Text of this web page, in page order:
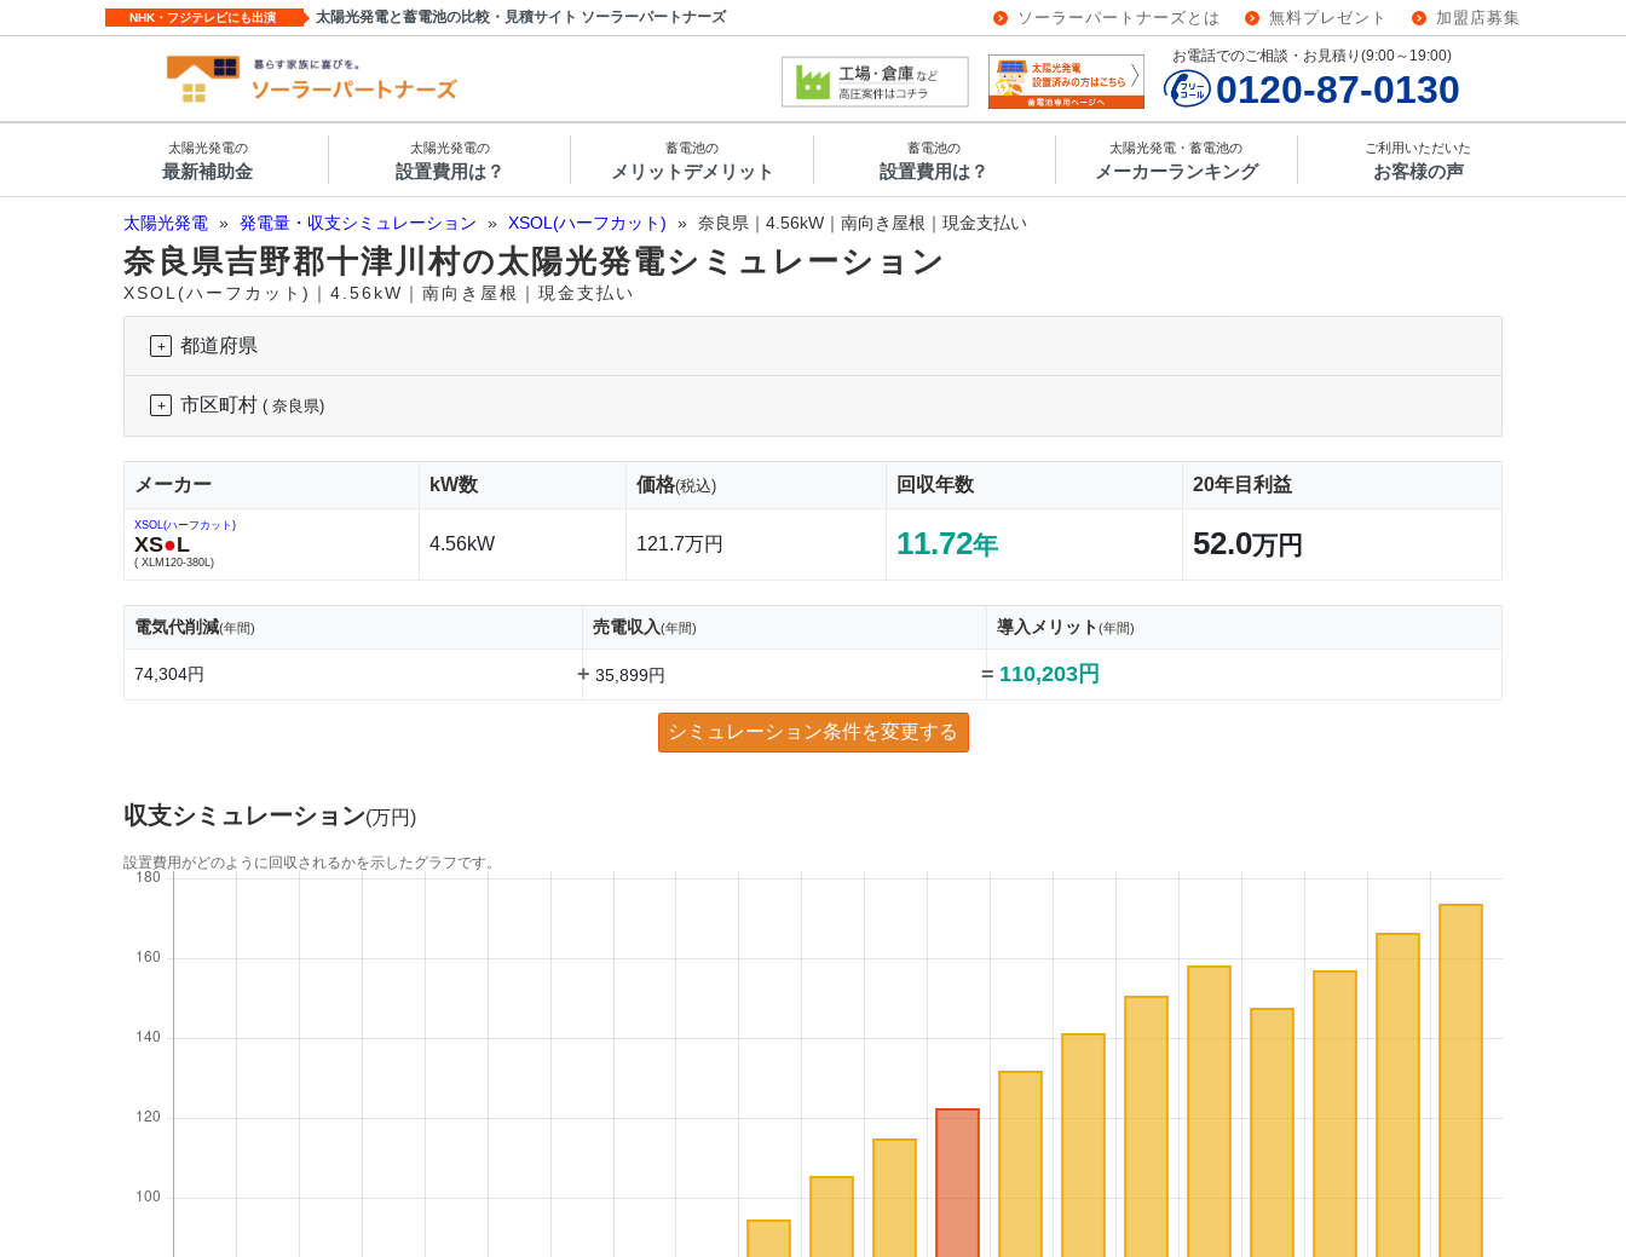
NHK・フジテレビにも出演 太陽光発電と蓄電池の比較・見積サイト ソーラーパートナーズ ソーラーパートナーズとは 無料プレゼント 加盟店募集
お電話でのご相談・お見積り(9:00～19:00)
0120-87-0130
太陽光発電の
最新補助金
太陽光発電の
設置費用は？
蓄電池の
メリットデメリット
蓄電池の
設置費用は？
太陽光発電・蓄電池の
メーカーランキング
ご利用いただいた
お客様の声
太陽光発電 » 発電量・収支シミュレーション » XSOL(ハーフカット) » 奈良県｜4.56kW｜南向き屋根｜現金支払い
奈良県吉野郡十津川村の太陽光発電シミュレーション
XSOL(ハーフカット)｜4.56kW｜南向き屋根｜現金支払い
都道府県
市区町村 ( 奈良県)
メーカー kW数 価格(税込) 回収年数 20年目利益
XSOL(ハーフカット)
XS●L
( XLM120-380L)
4.56kW 121.7万円 11.72年 52.0万円
電気代削減(年間) 売電収入(年間) 導入メリット(年間)
74,304円 + 35,899円 = 110,203円
シミュレーション条件を変更する
収支シミュレーション(万円)
設置費用がどのように回収されるかを示したグラフです。